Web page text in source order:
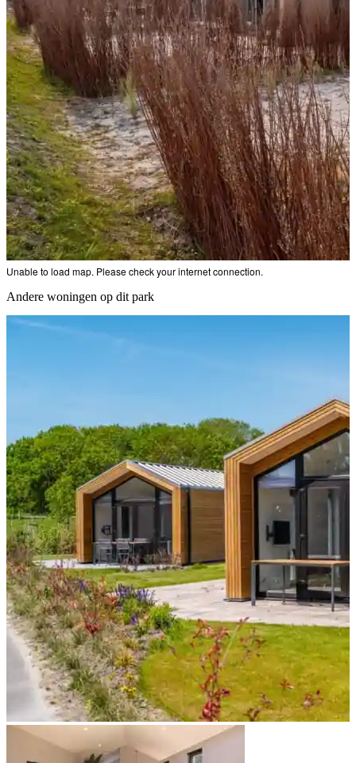
Unable to load map. Please check your internet connection.
Andere woningen op dit park